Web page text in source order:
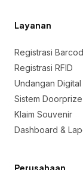
Layanan
Registrasi
Registrasi RFID
Undangan Digital
Sistem Doorprize
Klaim Souvenir
Dashboard &
Perusahaan